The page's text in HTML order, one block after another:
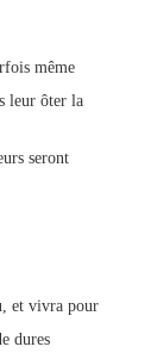
même
leur ôter la
seront
et vivra pour
dures